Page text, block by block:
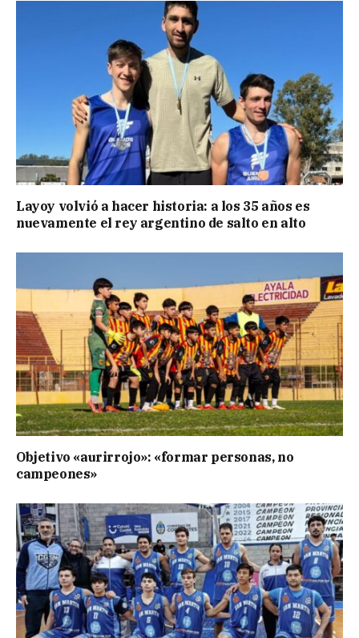
Layoy volvió a hacer historia: a los 35 años es
nuevamente el rey argentino de salto en alto
Objetivo «aurirrojo»: «formar personas, no
campeones»